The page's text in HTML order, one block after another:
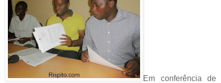
Em conferência de